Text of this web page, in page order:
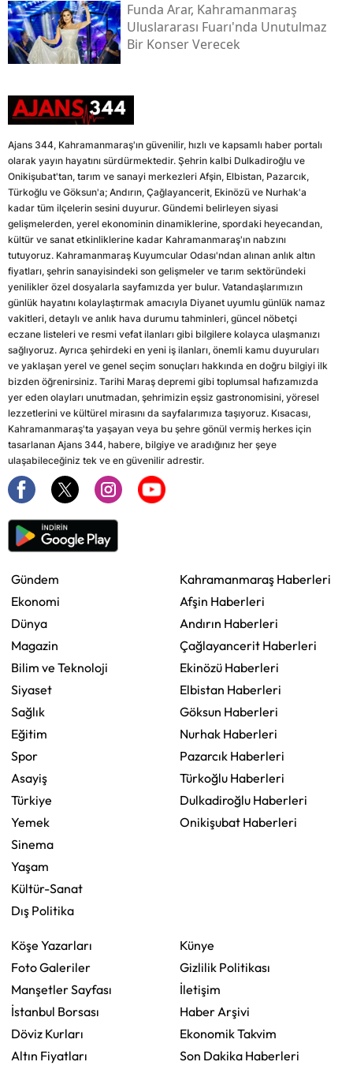
Funda Arar, Kahramanmaraş
Uluslararası Fuarı'nda Unutulmaz
Bir Konser Verecek
Ajans 344, Kahramanmaraş'ın güvenilir, hızlı ve kapsamlı haber portalı
olarak yayın hayatını sürdürmektedir. Şehrin kalbi Dulkadiroğlu ve
Onikişubat'tan, tarım ve sanayi merkezleri Afşin, Elbistan, Pazarcık,
Türkoğlu ve Göksun'a; Andırın, Çağlayancerit, Ekinözü ve Nurhak'a
kadar tüm ilçelerin sesini duyurur. Gündemi belirleyen siyasi
gelişmelerden, yerel ekonominin dinamiklerine, spordaki heyecandan,
kültür ve sanat etkinliklerine kadar Kahramanmaraş'ın nabzını
tutuyoruz. Kahramanmaraş Kuyumcular Odası'ndan alınan anlık altın
fiyatları, şehrin sanayisindeki son gelişmeler ve tarım sektöründeki
yenilikler özel dosyalarla sayfamızda yer bulur. Vatandaşlarımızın
günlük hayatını kolaylaştırmak amacıyla Diyanet uyumlu günlük namaz
vakitleri, detaylı ve anlık hava durumu tahminleri, güncel nöbetçi
eczane listeleri ve resmi vefat ilanları gibi bilgilere kolayca ulaşmanızı
sağlıyoruz. Ayrıca şehirdeki en yeni iş ilanları, önemli kamu duyuruları
ve yaklaşan yerel ve genel seçim sonuçları hakkında en doğru bilgiyi ilk
bizden öğrenirsiniz. Tarihi Maraş depremi gibi toplumsal hafızamızda
yer eden olayları unutmadan, şehrimizin eşsiz gastronomisini, yöresel
lezzetlerini ve kültürel mirasını da sayfalarımıza taşıyoruz. Kısacası,
Kahramanmaraş'ta yaşayan veya bu şehre gönül vermiş herkes için
tasarlanan Ajans 344, habere, bilgiye ve aradığınız her şeye
ulaşabileceğiniz tek ve en güvenilir adrestir.
Gündem
Ekonomi
Dünya
Magazin
Bilim ve Teknoloji
Siyaset
Sağlık
Eğitim
Spor
Asayiş
Türkiye
Yemek
Sinema
Yaşam
Kültür-Sanat
Dış Politika
Kahramanmaraş Haberleri
Afşin Haberleri
Andırın Haberleri
Çağlayancerit Haberleri
Ekinözü Haberleri
Elbistan Haberleri
Göksun Haberleri
Nurhak Haberleri
Pazarcık Haberleri
Türkoğlu Haberleri
Dulkadiroğlu Haberleri
Onikişubat Haberleri
Köşe Yazarları
Foto Galeriler
Manşetler Sayfası
İstanbul Borsası
Döviz Kurları
Altın Fiyatları
Künye
Gizlilik Politikası
İletişim
Haber Arşivi
Ekonomik Takvim
Son Dakika Haberleri